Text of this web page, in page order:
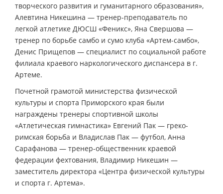
творческого развития и гуманитарного образования»,
Алевтина Никешина — тренер-преподаватель по
легкой атлетике ДЮСШ «Феникс», Яна Свершова —
тренер по борьбе самбо и сумо клуба «Артем-самбо»,
Денис Прищепов — специалист по социальной работе
филиала краевого наркологического диспансера в г.
Артеме.
Почетной грамотой министерства физической
культуры и спорта Приморского края были
награждены тренеры спортивной школы
«Атлетическая гимнастика» Евгений Пак — греко-
римская борьба и Владислав Пак — футбол, Анна
Сарафанова — тренер-общественник краевой
федерации фехтования, Владимир Никешин —
заместитель директора «Центра физической культуры
и спорта г. Артема».